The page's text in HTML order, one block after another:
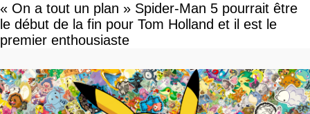
« On a tout un plan » Spider-Man 5 pourrait être
le début de la fin pour Tom Holland et il est le
premier enthousiaste